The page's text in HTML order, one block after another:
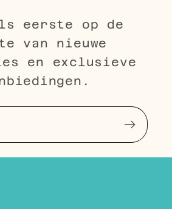
eerste op de
van nieuwe
en exclusieve